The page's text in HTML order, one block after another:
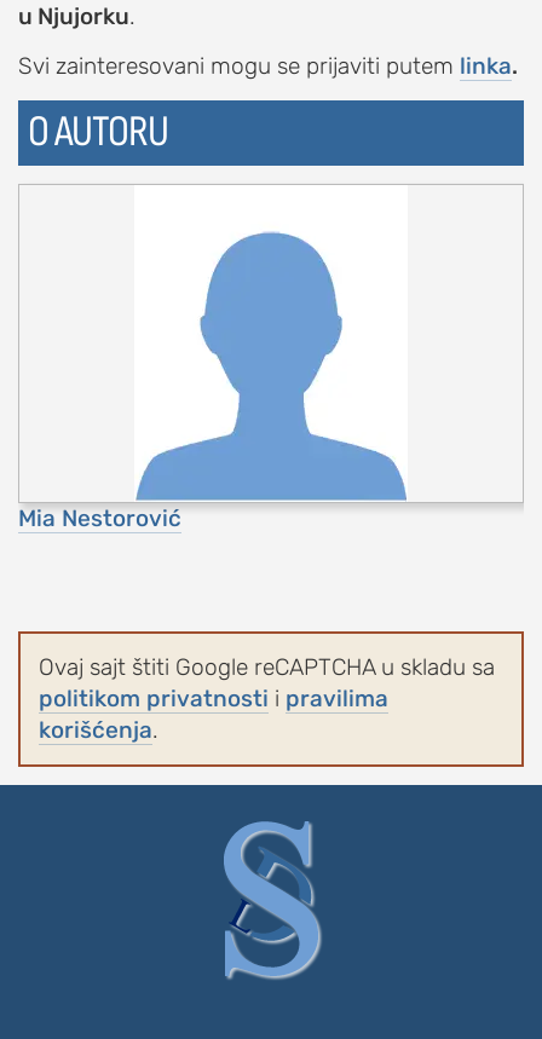
u Njujorku.
Svi zainteresovani mogu se prijaviti putem linka.
O AUTORU
Mia Nestorović
Ovaj sajt štiti Google reCAPTCHA u skladu sa
politikom privatnosti i pravilima
korišćenja.